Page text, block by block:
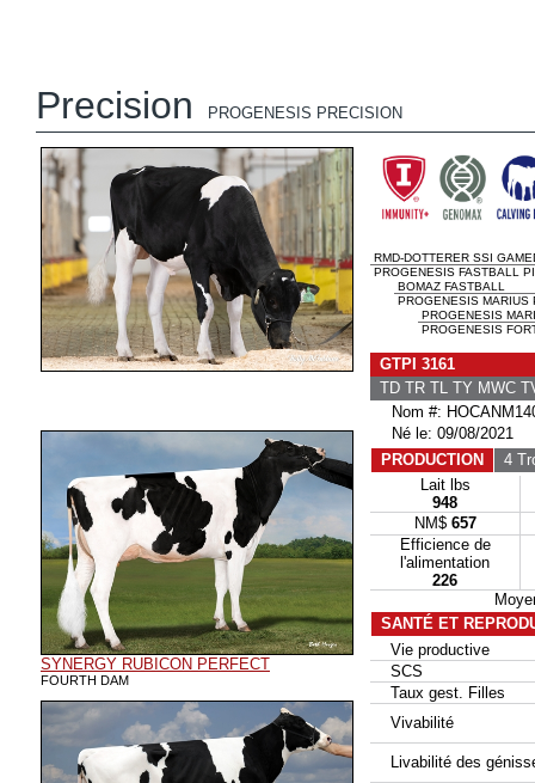
Precision PROGENESIS PRECISION
SYNERGY RUBICON PERFECT
FOURTH DAM
RMD-DOTTERER SSI
PROGENESIS FASTBALL
BOMAZ FASTBALL
PROGENESIS MARIUS
PROGENESIS
PROGENESIS
GTPI 3161
TD TR TL TY MWC
Nom #:
Né le: 09/08/2021
PRODUCTION
4
Lait lbs
948
NM$ 657
Efficience de
l'alimentation
226
SANTÉ ET
Vie productive
SCS
Taux gest. Filles
Vivabilité
Livabilité des